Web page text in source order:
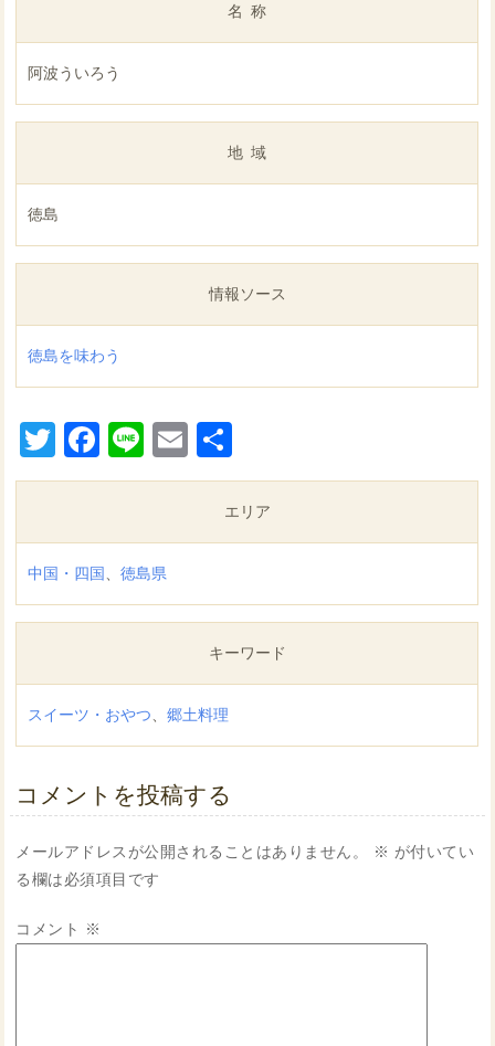
名称
阿波ういろう
地域
徳島
情報ソース
徳島を味わう
TwitterFacebook
LineEmail
有
エリア
中国・四国、徳島県
キーワード
スイーツ・おやつ、郷土料理
コメントを投稿する
メールアドレスが公開されることはありません。 ※ が付いてい
る欄は必須項目です
コメント ※